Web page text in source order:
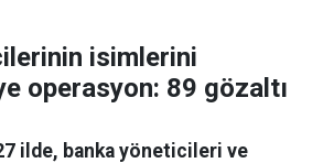
isimlerini
operasyon: 89 gözaltı
ilde, banka yöneticileri ve